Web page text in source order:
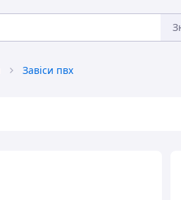
Завіси пвх